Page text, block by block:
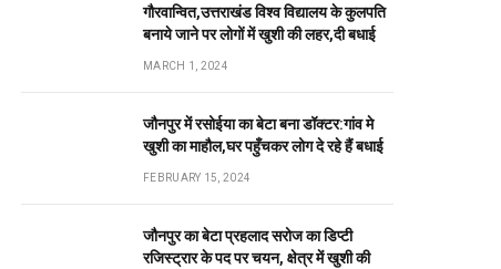
गौरवान्वित,उत्तराखंड विश्व विद्यालय के कुलपति
बनाये जाने पर लोगों में खुशी की लहर,दी बधाई
MARCH 1, 2024
जौनपुर में रसोईया का बेटा बना डॉक्टर:गांव मे
खुशी का माहौल,घर पहुँचकर लोग दे रहे हैं बधाई
FEBRUARY 15, 2024
जौनपुर का बेटा प्रहलाद सरोज का डिप्टी
रजिस्ट्रार के पद पर चयन, क्षेत्र में खुशी की